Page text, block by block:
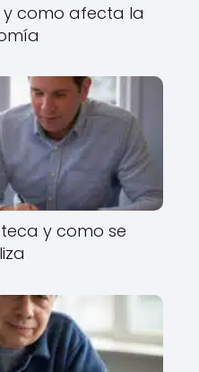
y como afecta la
y como se